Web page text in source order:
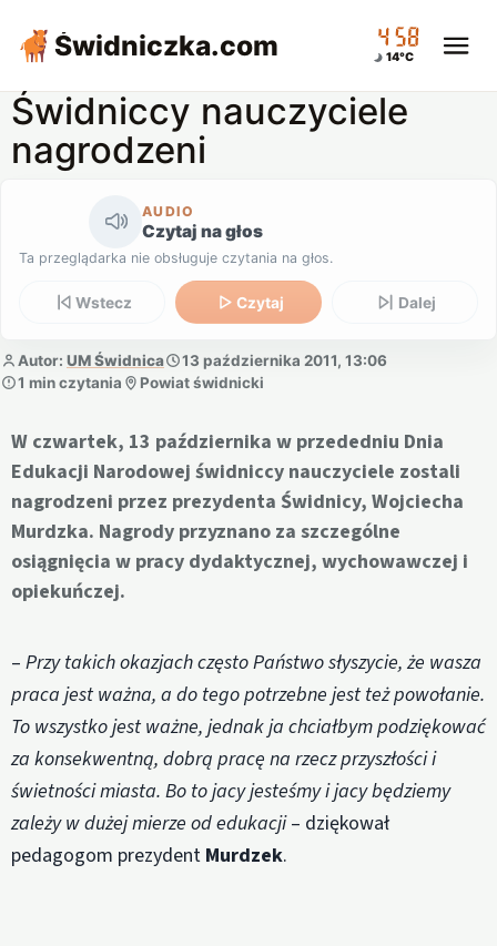
Świdniczka.com 04:58
14°C
Świdniccy nauczyciele
nagrodzeni
AUDIO
Czytaj na głos
Ta przeglądarka nie obsługuje czytania na głos.
Wstecz Czytaj Dalej
Autor: UM Świdnica
13 października 2011, 13:06
1 min czytania
Powiat świdnicki
W czwartek, 13 października w przededniu Dnia
Edukacji Narodowej świdniccy nauczyciele zostali
nagrodzeni przez prezydenta Świdnicy, Wojciecha
Murdzka. Nagrody przyznano za szczególne
osiągnięcia w pracy dydaktycznej, wychowawczej i
opiekuńczej.
– Przy takich okazjach często Państwo słyszycie, że wasza
praca jest ważna, a do tego potrzebne jest też powołanie.
To wszystko jest ważne, jednak ja chciałbym podziękować
za konsekwentną, dobrą pracę na rzecz przyszłości i
świetności miasta. Bo to jacy jesteśmy i jacy będziemy
zależy w dużej mierze od edukacji– dziękował
pedagogom prezydent Murdzek.